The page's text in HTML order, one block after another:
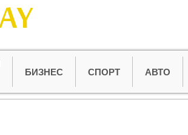
БИЗНЕС СПОРТ АВТО